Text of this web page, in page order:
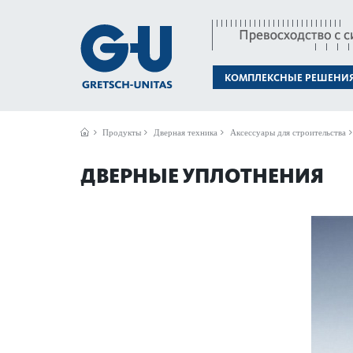
КОМПЛЕКСНЫЕ
Продукты Дверная техника Аксессуары для строительства
ДВЕРНЫЕ УПЛОТНЕНИЯ